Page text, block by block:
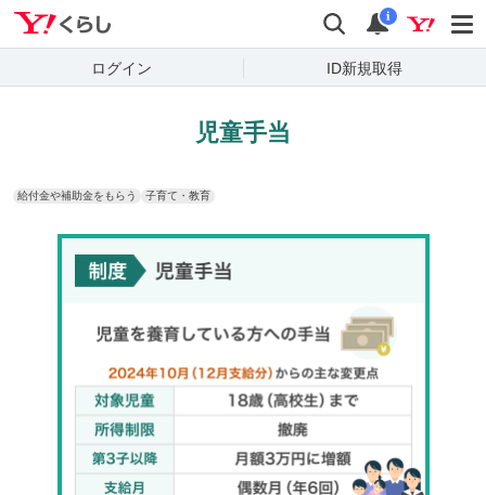
検索 通知
i
ログイン ID新規取得
児童手当
給付金や補助金をもらう 子育て・教育